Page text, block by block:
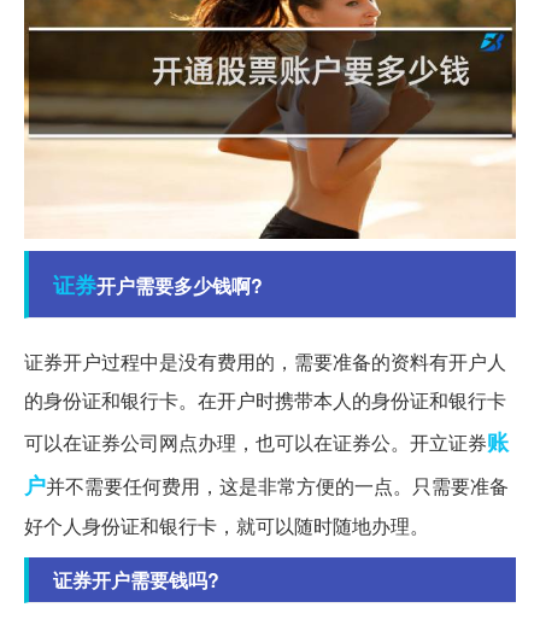
证券开户需要多少钱啊?
证券开户过程中是没有费用的，需要准备的资料有开户人
的身份证和银行卡。在开户时携带本人的身份证和银行卡
可以在证券公司网点办理，也可以在证券公。开立证券账
户并不需要任何费用，这是非常方便的一点。只需要准备
好个人身份证和银行卡，就可以随时随地办理。
证券开户需要钱吗?